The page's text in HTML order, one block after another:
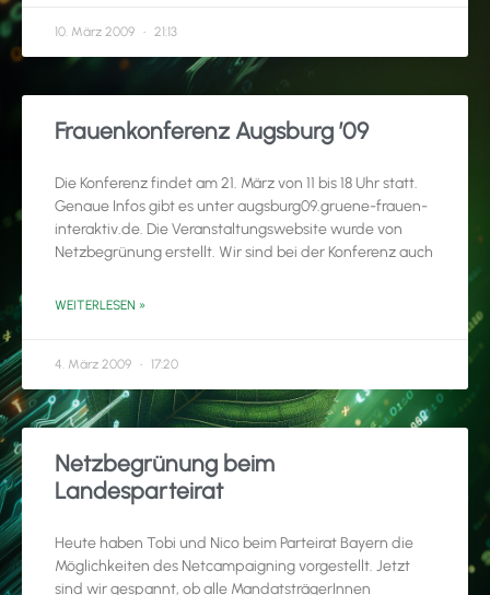
10. März 2009 21:13
Frauenkonferenz Augsburg ’09
Die Konferenz findet am 21. März von 11 bis 18 Uhr statt.
Genaue Infos gibt es unter augsburg09.gruene-frauen-
interaktiv.de. Die Veranstaltungswebsite wurde von
Netzbegrünung erstellt. Wir sind bei der Konferenz auch
WEITERLESEN »
4. März 2009 17:20
Netzbegrünung beim
Landesparteirat
Heute haben Tobi und Nico beim Parteirat Bayern die
Möglichkeiten des Netcampaigning vorgestellt. Jetzt
sind wir gespannt, ob alle MandatsträgerInnen